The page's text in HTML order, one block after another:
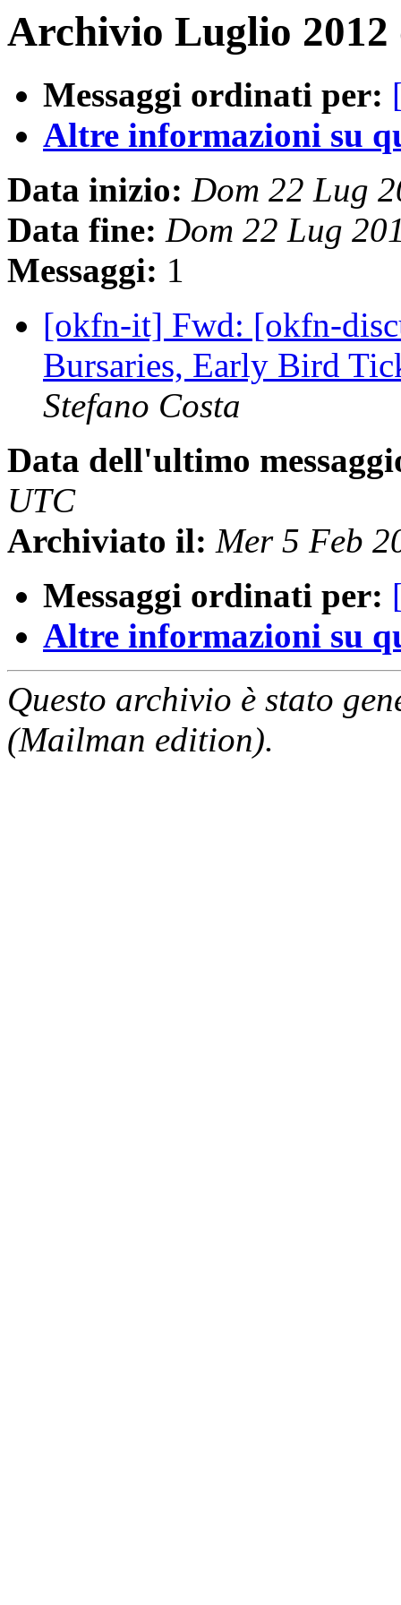
Archivio Luglio
Messaggi ordinati per:
Altre informazioni su
Data inizio: Dom 22 Lug
Data fine: Dom 22 Lug
Messaggi: 1
[okfn-it] Fwd: [okfn-
Bursaries, Early Bird
Stefano Costa
Data dell'ultimo
UTC
Archiviato il: Mer 5 Feb
Messaggi ordinati per:
Altre informazioni su
Questo archivio è stato
(Mailman edition).